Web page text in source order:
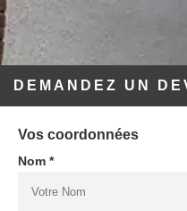
DEMANDEZ UN
Vos coordonnées
Nom *